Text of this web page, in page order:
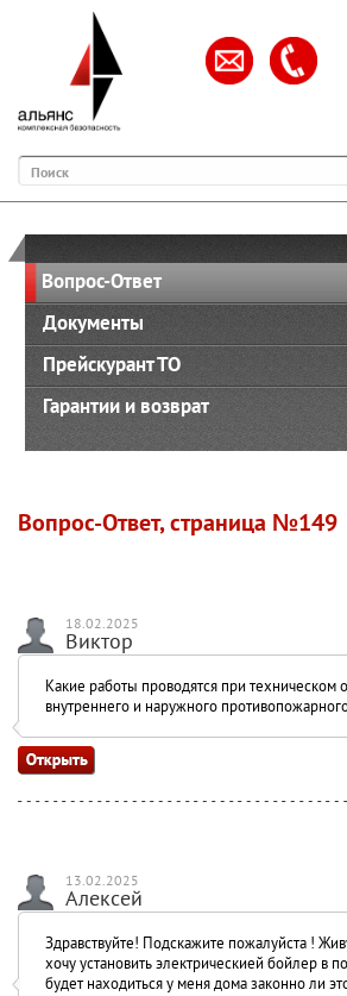
Поиск
Вопрос-Ответ
Документы
Прейскурант ТО
Гарантии и возврат
Вопрос-Ответ, страница №149
18.02.2025
Виктор
Какие работы проводятся при техническом
внутреннего и наружного
13.02.2025
Алексей
Здравствуйте! Подскажите пожалуйста !
хочу установить электрическией бойлер в
будет находиться у меня дома законно ли